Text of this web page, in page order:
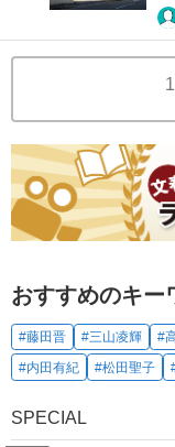
おすすめのキー
#藤田晋 #三山凌輝 #
#内田有紀
#松田聖子
SPECIAL